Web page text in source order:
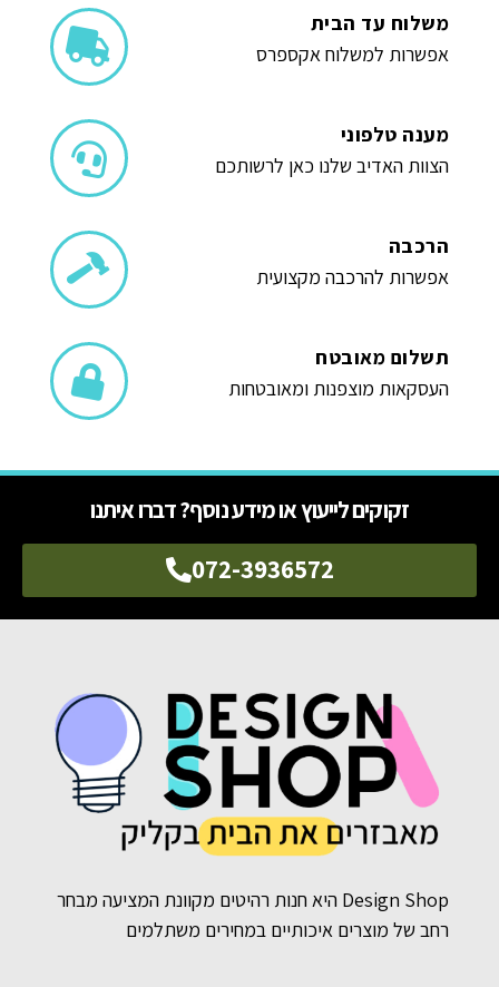
משלוח עד הבית
אפשרות למשלוח אקספרס
מענה טלפוני
הצוות האדיב שלנו כאן לרשותכם
הרכבה
אפשרות להרכבה מקצועית
תשלום מאובטח
העסקאות מוצפנות ומאובטחות
זקוקים לייעוץ או מידע נוסף? דברו איתנו
072-3936572
Design Shop היא חנות רהיטים מקוונת המציעה מבחר
רחב של מוצרים איכותיים במחירים משתלמים